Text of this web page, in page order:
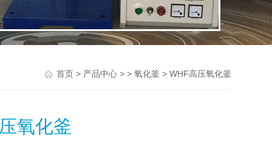
首页> 产品中心> > 氧化釜 > WHF高压氧化釜
氧化釜